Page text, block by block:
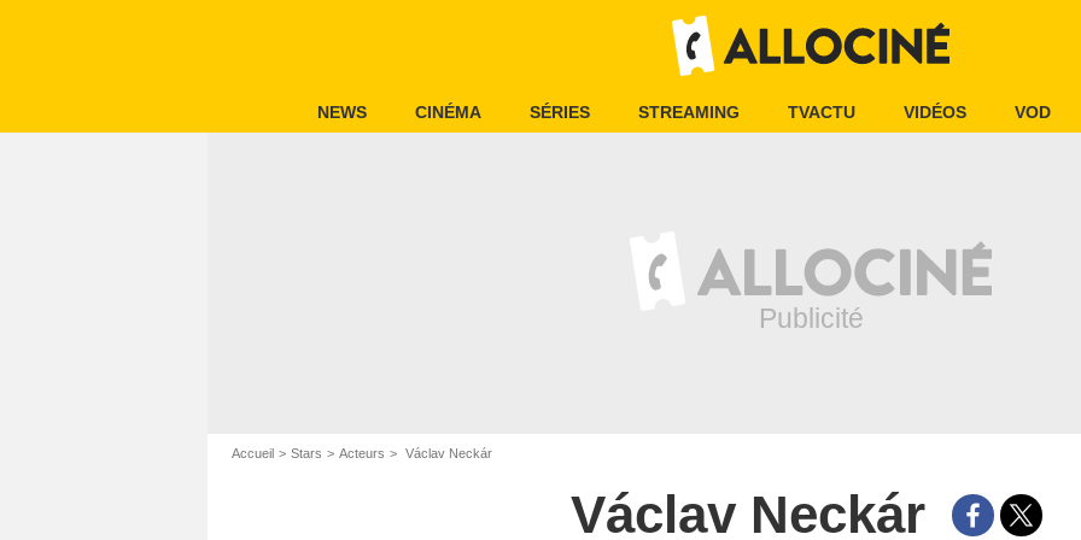
NEWS CINÉMA SÉRIES STREAMING TVACTU VIDÉOS VOD
Accueil Stars Acteurs Václav Neckár
Václav Neckár